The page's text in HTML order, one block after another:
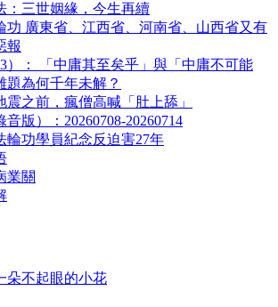
：三世姻緣，今生再續
功 廣東省、江西省、河南省、山西省又有
報
）： 「中庸其至矣乎」與「中庸不可能
題為何千年未解？
震之前，瘋僧高喊「肚上舔」
版）：20260708-20260714
輪功學員紀念反迫害27年
業關
朵不起眼的小花